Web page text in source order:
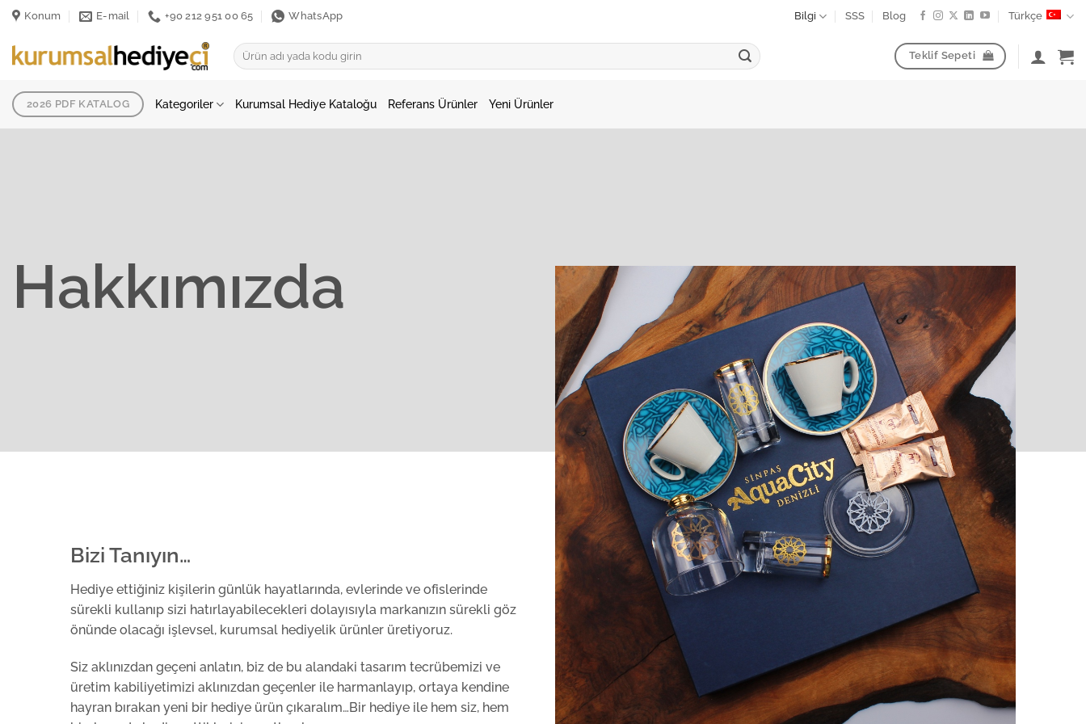
İçeriğeKonum E-mail +90 212 951 00 65 WhatsApp Bilgi SSS Blog Türkçe
Ara: Teklif Sepeti
2026 PDF KATALOG Kategoriler Kurumsal Hediye Kataloğu Referans Ürünler Yeni Ürünler
Hakkımızda
Bizi Tanıyın…
Hediye ettiğiniz kişilerin günlük hayatlarında, evlerinde ve ofislerinde
sürekli kullanıp sizi hatırlayabilecekleri dolayısıyla markanızın sürekli göz
önünde olacağı işlevsel, kurumsal hediyelik ürünler üretiyoruz.
Siz aklınızdan geçeni anlatın, biz de bu alandaki tasarım tecrübemizi ve
üretim kabiliyetimizi aklınızdan geçenler ile harmanlayıp, ortaya kendine
hayran bırakan yeni bir hediye ürün çıkaralım…Bir hediye ile hem siz, hem